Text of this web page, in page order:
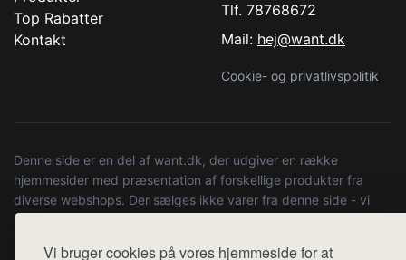
Vi bruger cookies på vores hjemmeside for at
Top Rabatter
Kontakt
Tlf. 78768672
Mail: hej@want.dk
Cookie- og privatlivspolitik
Denne side er en del af want.dk, der udgiver en række
hjemmesider med præsentation af forskellige produkter fra
diverse webshops. Der sælges ikke varer fra denne side - vi
henviser til de shops, som sælger varen. Vi har heller ikke
varerne på lager.